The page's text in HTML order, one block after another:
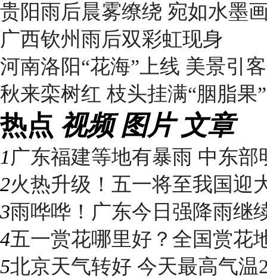
贵阳雨后晨雾缭绕 宛如水墨
广西钦州雨后双彩虹现身
河南洛阳“花海”上线 美景引
秋来栾树红 枝头挂满“胭脂果”
热点 视频 图片 文章
1 广东福建等地有暴雨 中东部
2火热升级！五一将至我国迎
3雨哗哗！广东今日强降雨继
4五一赏花哪里好？全国赏花
5北京天气转好 今天最高气